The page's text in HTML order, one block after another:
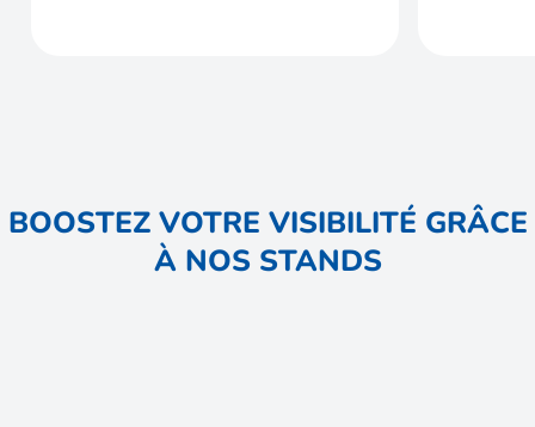
BOOSTEZ VOTRE VISIBILITÉ GRÂCE
À NOS STANDS